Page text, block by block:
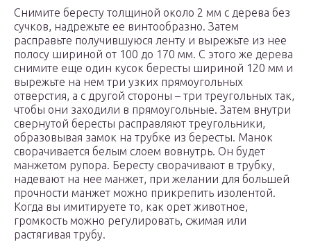
Снимите бересту толщиной около 2 мм с дерева без
сучков, надрежьте ее винтообразно. Затем
расправьте получившуюся ленту и вырежьте из нее
полосу шириной от 100 до 170 мм. С этого же дерева
снимите еще один кусок бересты шириной 120 мм и
вырежьте на нем три узких прямоугольных
отверстия, а с другой стороны – три треугольных так,
чтобы они заходили в прямоугольные. Затем внутри
свернутой бересты расправляют треугольники,
образовывая замок на трубке из бересты. Манок
сворачивается белым слоем вовнутрь. Он будет
манжетом рупора. Бересту сворачивают в трубку,
надевают на нее манжет, при желании для большей
прочности манжет можно прикрепить изолентой.
Когда вы имитируете то, как орет животное,
громкость можно регулировать, сжимая или
растягивая трубу.